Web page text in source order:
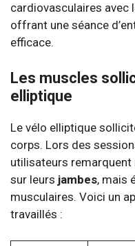
cardiovasculaires avec
offrant une séance
efficace.
Les muscles
elliptique
Le vélo elliptique
corps. Lors des
utilisateurs
sur leurs jambes, mais
musculaires. Voici un
travaillés :